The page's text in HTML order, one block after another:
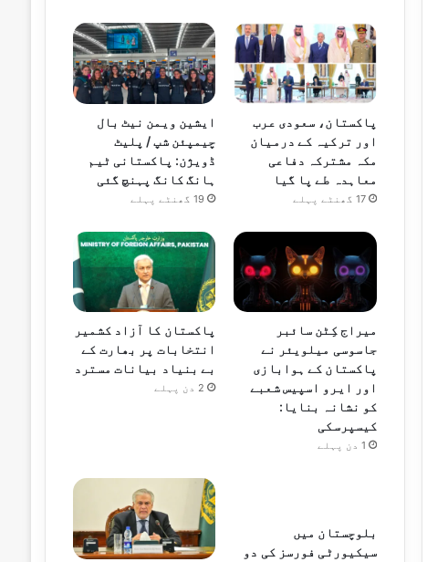
پاکستان، سعودی عرب
اور ترکیہ کے درمیان
مکہ مشترکہ دفاعی
معاہدہ طے پا گیا
17 گھنٹے پہلے
ایشین ویمن نیٹ بال
چیمپئن شپ / پلیٹ
ڈویژن: پاکستانی ٹیم
ہانگ کانگ پہنچ گئی
19 گھنٹے پہلے
میراج کِٹن سائبر
جاسوسی میلویئر نے
پاکستان کے ہوابازی
اور ایرو اسپیس شعبے
کو نشانہ بنایا:
کیسپرسکی
1 دن پہلے
پاکستان کا آزاد کشمیر
انتخابات پر بھارت کے
بے بنیاد بیانات مسترد
2 دن پہلے
بلوچستان میں
سیکیورٹی فورسز کی دو